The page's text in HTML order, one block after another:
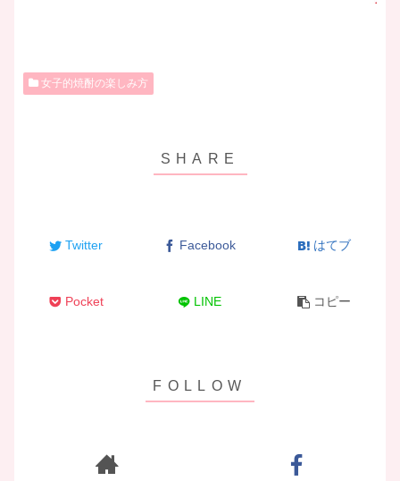
女子的焼酎の楽しみ方
Twitter Facebook はてブ
Pocket LINE コピー